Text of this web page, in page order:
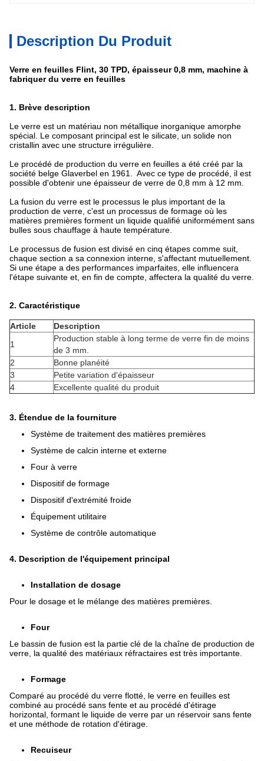
Description Du Produit
Verre en feuilles Flint, 30 TPD, épaisseur 0,8 mm, machine à
fabriquer du verre en feuilles
1. Brève description
Le verre est un matériau non métallique inorganique amorphe
spécial. Le composant principal est le silicate, un solide non
cristallin avec une structure irrégulière.
Le procédé de production du verre en feuilles a été créé par la
société belge Glaverbel en 1961. Avec ce type de procédé, il est
possible d'obtenir une épaisseur de verre de 0,8 mm à 12 mm.
La fusion du verre est le processus le plus important de la
production de verre, c'est un processus de formage où les
matières premières forment un liquide qualifié uniformément sans
bulles sous chauffage à haute température.
Le processus de fusion est divisé en cinq étapes comme suit,
chaque section a sa connexion interne, s'affectant mutuellement.
Si une étape a des performances imparfaites, elle influencera
l'étape suivante et, en fin de compte, affectera la qualité du verre.
2. Caractéristique
Article
Description
1
Production stable à long terme de verre fin de moins
de 3 mm.
2
Bonne planéité
3
Petite variation d'épaisseur
4
Excellente qualité du produit
3. Étendue de la fourniture
Système de traitement des matières premières
Système de calcin interne et externe
Four à verre
Dispositif de formage
Dispositif d'extrémité froide
Équipement utilitaire
Système de contrôle automatique
4. Description de l'équipement principal
Installation de dosage
Pour le dosage et le mélange des matières premières.
Four
Le bassin de fusion est la partie clé de la chaîne de production de
verre, la qualité des matériaux réfractaires est très importante.
Formage
Comparé au procédé du verre flotté, le verre en feuilles est
combiné au procédé sans fente et au procédé d'étirage
horizontal, formant le liquide de verre par un réservoir sans fente
et une méthode de rotation d'étirage.
Recuiseur